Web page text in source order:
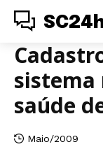
sistema
saúde
Maio/2009